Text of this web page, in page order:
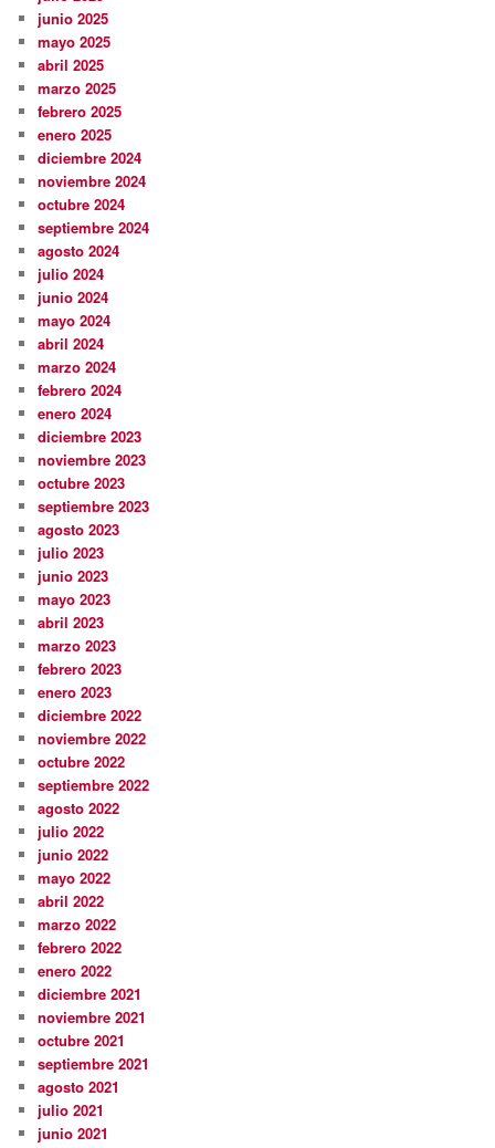
junio 2025
mayo 2025
abril 2025
marzo 2025
febrero 2025
enero 2025
diciembre 2024
noviembre 2024
octubre 2024
septiembre 2024
agosto 2024
julio 2024
junio 2024
mayo 2024
abril 2024
marzo 2024
febrero 2024
enero 2024
diciembre 2023
noviembre 2023
octubre 2023
septiembre 2023
agosto 2023
julio 2023
junio 2023
mayo 2023
abril 2023
marzo 2023
febrero 2023
enero 2023
diciembre 2022
noviembre 2022
octubre 2022
septiembre 2022
agosto 2022
julio 2022
junio 2022
mayo 2022
abril 2022
marzo 2022
febrero 2022
enero 2022
diciembre 2021
noviembre 2021
octubre 2021
septiembre 2021
agosto 2021
julio 2021
junio 2021